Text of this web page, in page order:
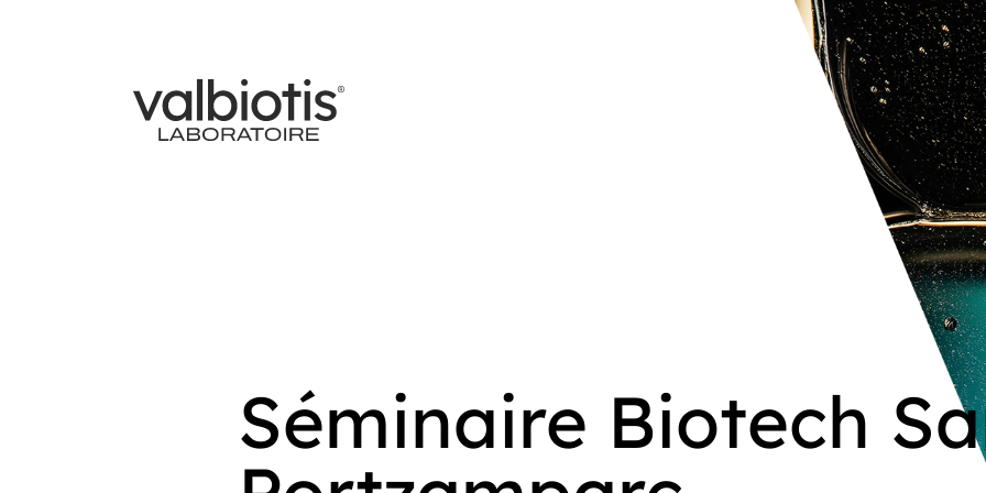
Séminaire Biotech